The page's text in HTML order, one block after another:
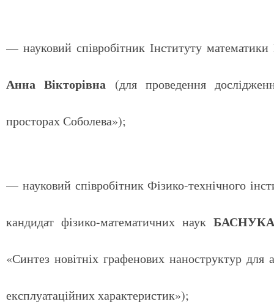
— науковий співробітник Інституту
Анна Вікторівна (для проведення
просторах Соболева»);
— науковий співробітник Фізико-технічного
кандидат фізико-математичних наук
«Синтез новітніх графенових наноструктур
експлуатаційних характеристик»);